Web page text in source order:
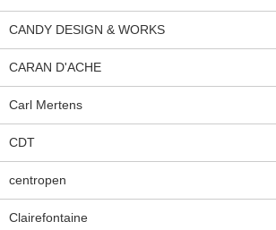
CANDY DESIGN & WORKS
CARAN D'ACHE
Carl Mertens
CDT
centropen
Clairefontaine